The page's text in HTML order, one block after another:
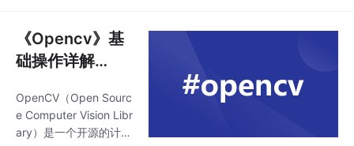
种简单而有效的人脸检
测方法，通过深入
组成部分，并通过一个
简单的实例来展示如何
构建一个卷积神经网
f.conv1 = nn.Sequenti
al( #将多个层组合在一
起nn.Conv2d(in_chann
《Opencv》基
础操作详解
OpenCV（Open Sourc
e Computer Vision Libr
ary）是一个开源的计算